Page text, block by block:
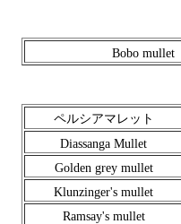
Bobo mullet
ペルシアマレット
Diassanga Mullet
Golden grey mullet
Klunzinger's mullet
Ramsay's mullet